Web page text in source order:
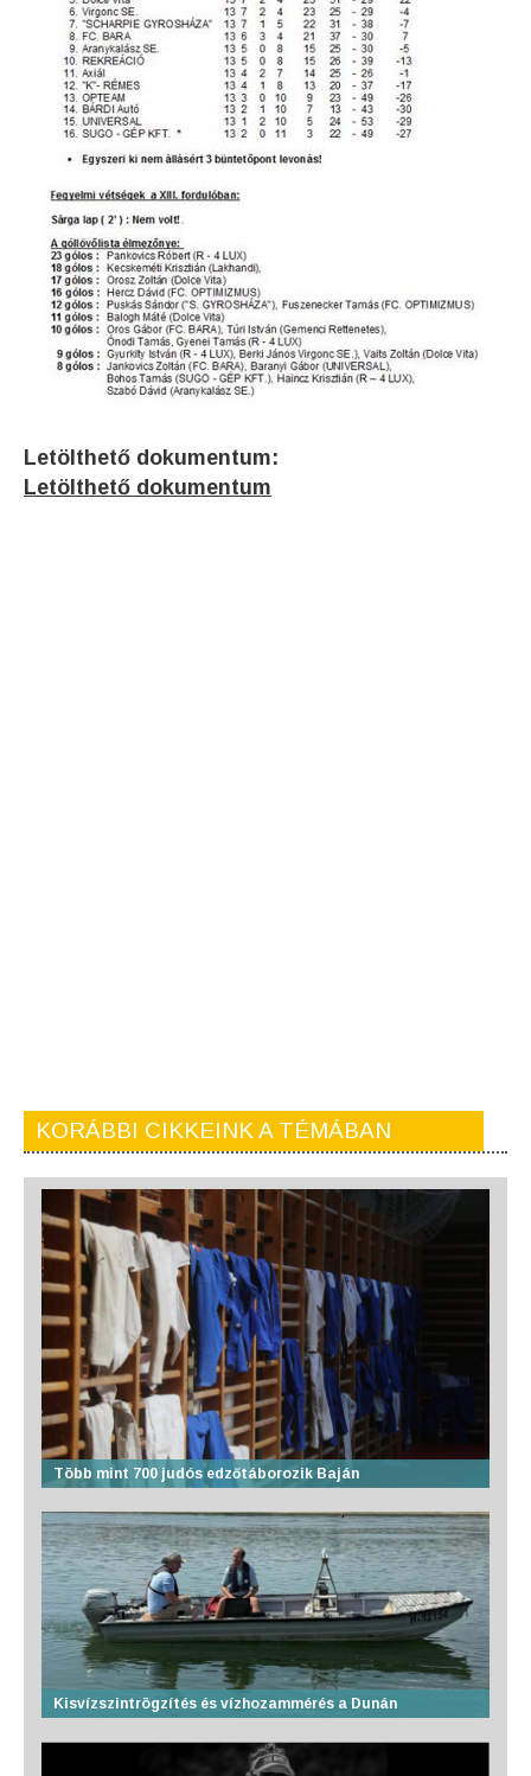
Letölthető dokumentum:
Letölthető dokumentum
KORÁBBI CIKKEINK A TÉMÁBAN
Több mint 700 judós edzőtáborozik Baján
Kisvízszintrögzítés és vízhozammérés a Dunán